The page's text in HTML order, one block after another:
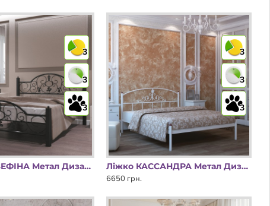
3
3
3
Ліжко ЖОЗЕФІНА Метал Дизайн
3
3
3
Ліжко КАССАНДРА Метал Дизайн
6650 грн.